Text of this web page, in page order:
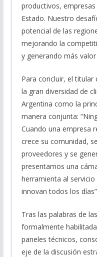
productivos,
Estado. Nuestro
potencial de las
mejorando la
y generando más
Para concluir, el titular
la gran diversidad de
Argentina como la
manera conjunta:
Cuando una empresa
crece su comunidad,
proveedores y se
presentamos una
herramienta al
innovan todos los
Tras las palabras de
formalmente
paneles técnicos,
eje de la discusión